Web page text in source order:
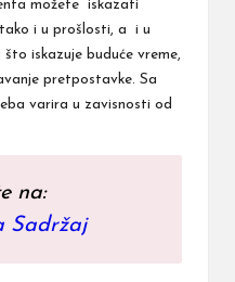
možete iskazati
i u prošlosti, a i u
iskazuje buduće vreme,
pretpostavke. Sa
varira u zavisnosti od
na:
Sadržaj